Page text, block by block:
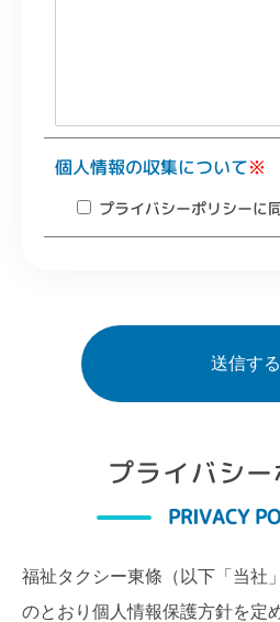
個人情報の収集について※
プライバシーポリシーに
プライバシ
PRIVACY
福祉タクシー東條（以下「当社
のとおり個人情報保護方針を定